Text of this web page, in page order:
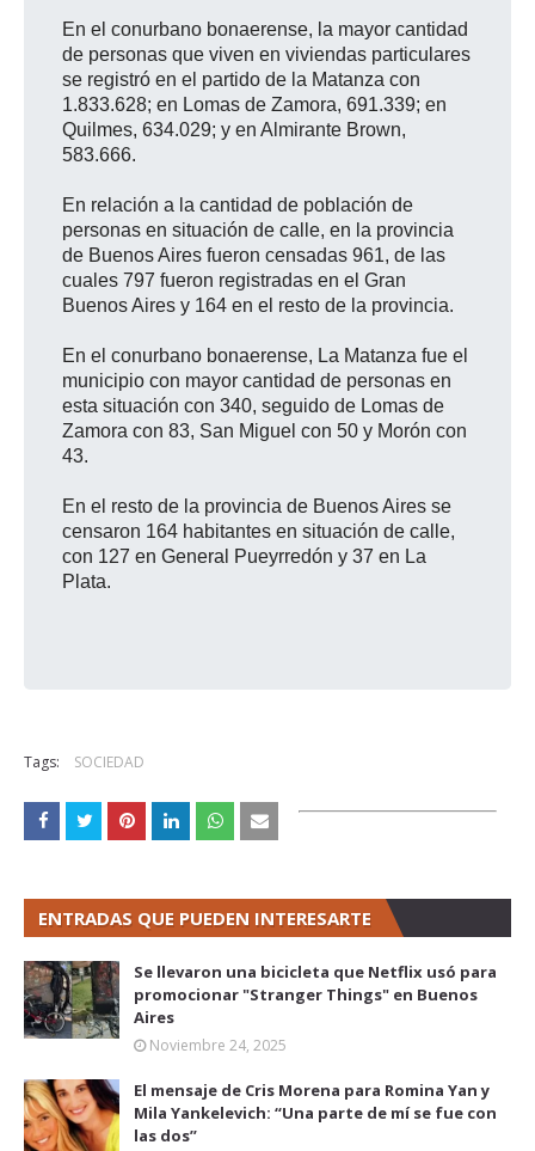
En el conurbano bonaerense, la mayor cantidad
de personas que viven en viviendas particulares
se registró en el partido de la Matanza con
1.833.628; en Lomas de Zamora, 691.339; en
Quilmes, 634.029; y en Almirante Brown,
583.666.
En relación a la cantidad de población de
personas en situación de calle, en la provincia
de Buenos Aires fueron censadas 961, de las
cuales 797 fueron registradas en el Gran
Buenos Aires y 164 en el resto de la provincia.
En el conurbano bonaerense, La Matanza fue el
municipio con mayor cantidad de personas en
esta situación con 340, seguido de Lomas de
Zamora con 83, San Miguel con 50 y Morón con
43.
En el resto de la provincia de Buenos Aires se
censaron 164 habitantes en situación de calle,
con 127 en General Pueyrredón y 37 en La
Plata.
Tags: SOCIEDAD
ENTRADAS QUE PUEDEN INTERESARTE
Se llevaron una bicicleta que Netflix usó para
promocionar "Stranger Things" en Buenos
Aires
Noviembre 24, 2025
El mensaje de Cris Morena para Romina Yan y
Mila Yankelevich: “Una parte de mí se fue con
las dos”